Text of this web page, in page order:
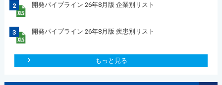
2 開発パイプライン 26年8月版 企業別リスト
3 開発パイプライン 26年8月版 疾患別リスト
もっと見る